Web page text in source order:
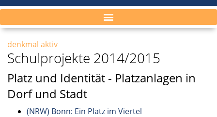
denkmal aktiv
Schulprojekte 2014/2015
Platz und Identität - Platzanlagen in
Dorf und Stadt
(NRW) Bonn: Ein Platz im Viertel